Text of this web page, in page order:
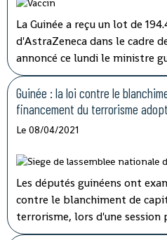
La Guinée a reçu un lot de
d'AstraZeneca dans le cadre
annoncé ce lundi le ministre
médécin général Rémy
Guinée : la loi contre le
financement du terrorisme
Le 08/04/2021
Les députés guinéens ont
contre le blanchiment de
terrorisme, lors d'une session
membres du gouvernement.